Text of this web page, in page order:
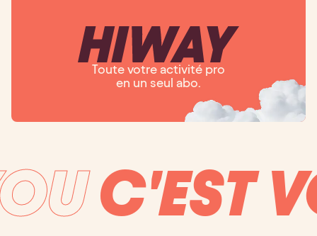
Toute votre activité pro
en un seul abo.
C'EST